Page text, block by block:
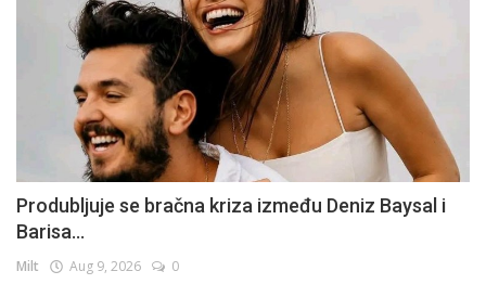
Produbljuje se bračna kriza između Deniz Baysal i
Barisa...
Milt Aug 9, 2026 0